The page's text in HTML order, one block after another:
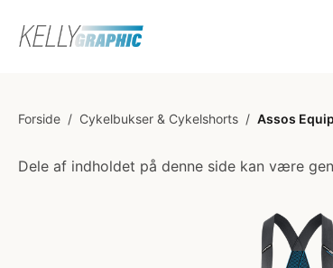
Forside / Cykelbukser & Cykelshorts / Assos
Dele af indholdet på denne side kan være